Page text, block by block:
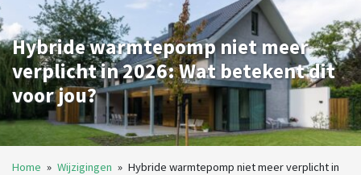
Hybride warmtepomp niet meer
verplicht in 2026: Wat betekent dit
voor jou?
Home » Wijzigingen » Hybride warmtepomp niet meer verplicht in